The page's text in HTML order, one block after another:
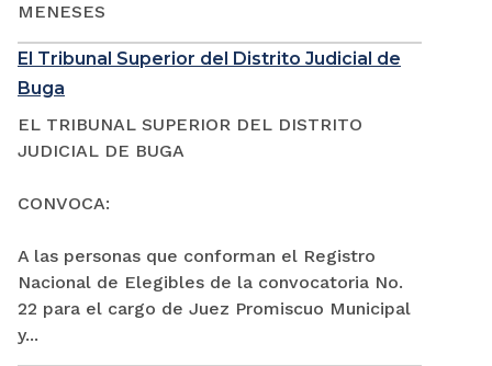
MENESES
El Tribunal Superior del Distrito Judicial de
Buga
EL TRIBUNAL SUPERIOR DEL DISTRITO
JUDICIAL DE BUGA
CONVOCA:
A las personas que conforman el Registro
Nacional de Elegibles de la convocatoria No.
22 para el cargo de Juez Promiscuo Municipal
y...